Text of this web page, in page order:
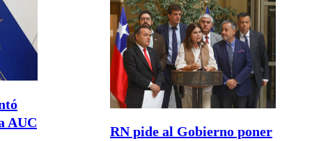
AUC
RN pide al Gobierno poner